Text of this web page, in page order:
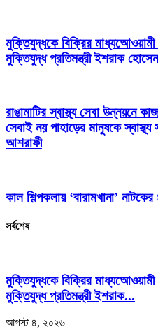
মুক্তিযুদ্ধকে বিক্রির
মুক্তিযুদ্ধ প্রতিমন্ত্রী ইশরাক
রাঙামাটির স্বাস্থ্য সেবা উন্নয়নে
সেবাই নয় পাহাড়ের মানুষকে
আশরাফী
কাল শিল্পকলায় ‘বারামখানা’
সর্বশেষ
মুক্তিযুদ্ধকে বিক্রির
মুক্তিযুদ্ধ প্রতিমন্ত্রী ইশরাক...
আগস্ট ৪, ২০২৬